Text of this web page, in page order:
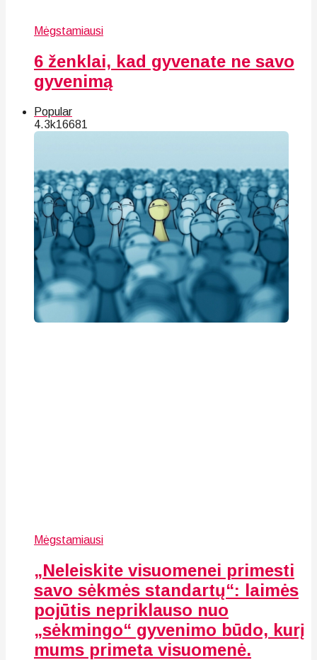
Mėgstamiausi
6 ženklai, kad gyvenate ne savo
gyvenimą
Popular
4.3k16681
Mėgstamiausi
„Neleiskite visuomenei primesti
savo sėkmės standartų“: laimės
pojūtis nepriklauso nuo
„sėkmingo“ gyvenimo būdo, kurį
mums primeta visuomenė.